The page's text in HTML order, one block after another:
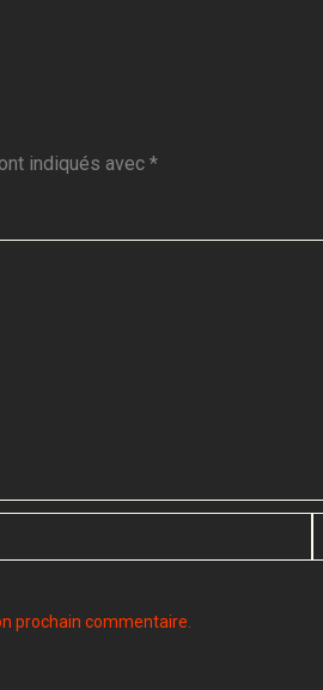
indiqués avec *
prochain commentaire.